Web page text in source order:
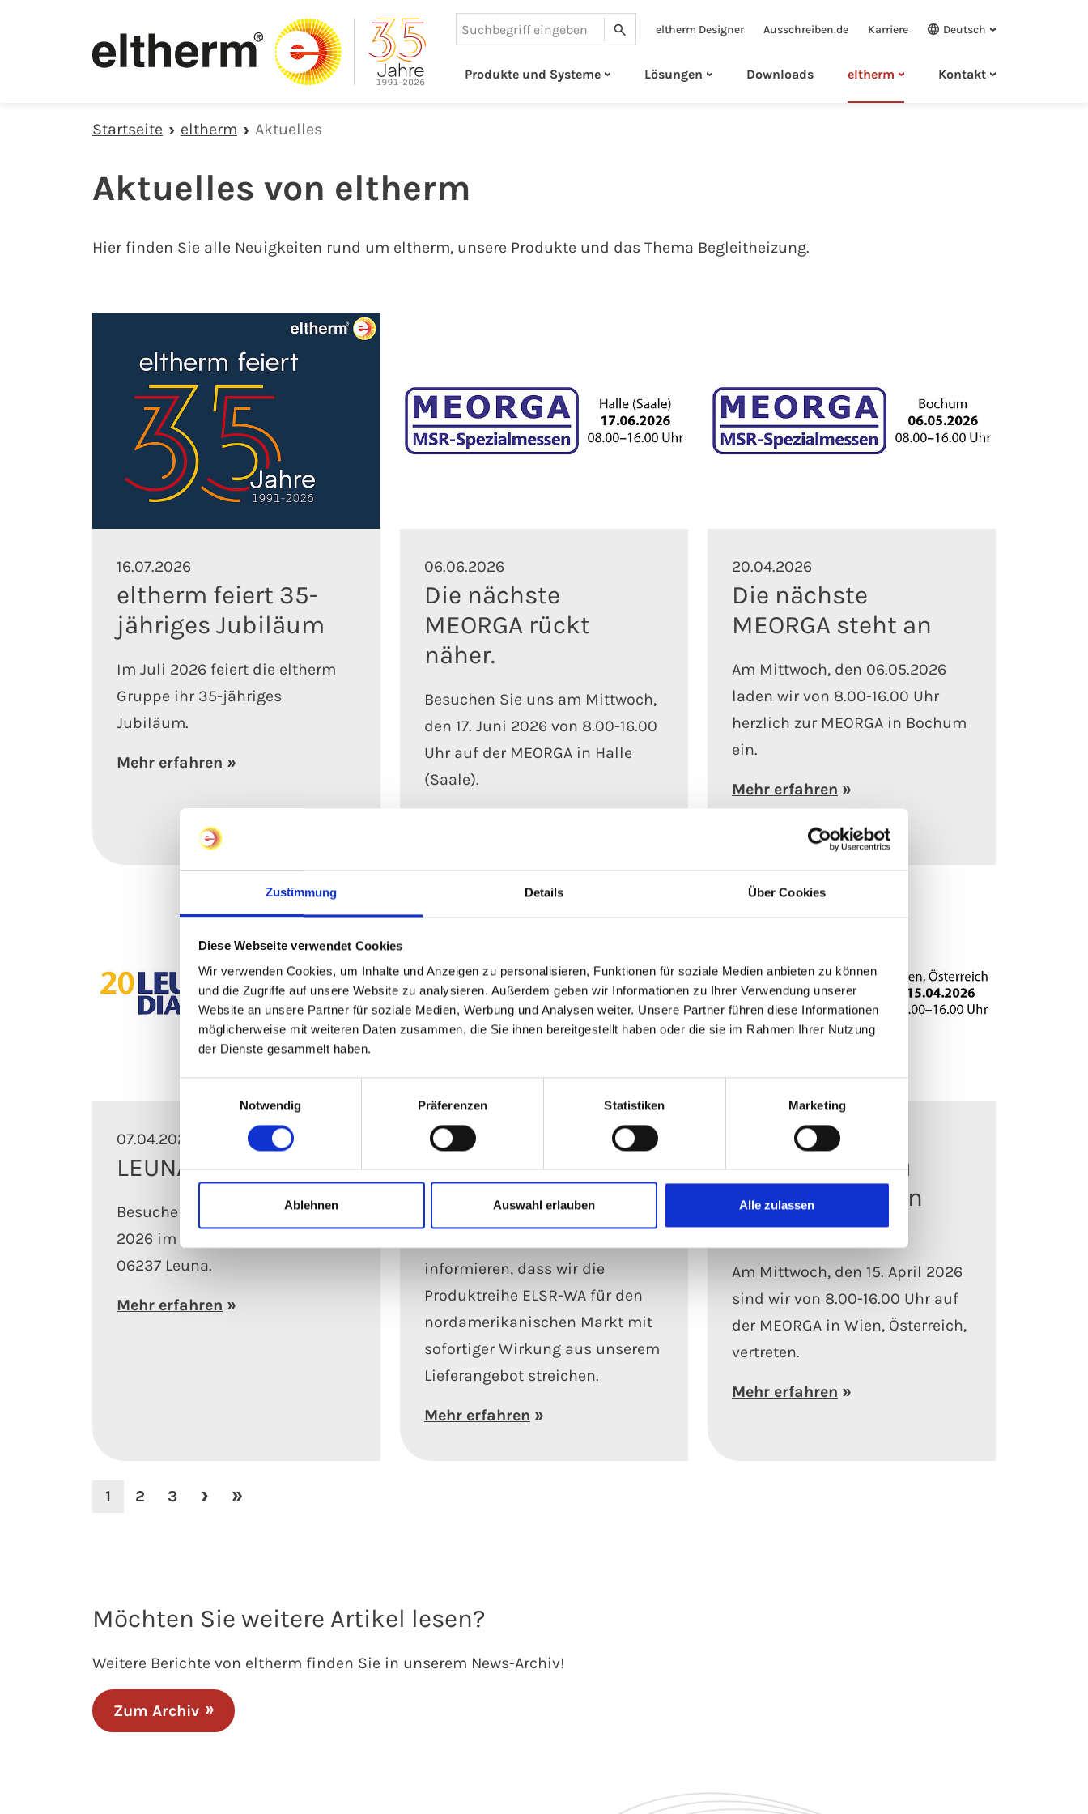
Zustimmung Details Über Cookies
Diese Webseite verwendet Cookies
Wir verwenden Cookies, um Inhalte und Anzeigen zu personalisieren, Funktionen für soziale Medien anbieten zu können
und die Zugriffe auf unsere Website zu analysieren. Außerdem geben wir Informationen zu Ihrer Verwendung unserer
Website an unsere Partner für soziale Medien, Werbung und Analysen weiter. Unsere Partner führen diese Informationen
möglicherweise mit weiteren Daten zusammen, die Sie ihnen bereitgestellt haben oder die sie im Rahmen Ihrer Nutzung
der Dienste gesammelt haben.
Notwendig
Präferenzen Statistiken Marketing
Ablehnen Auswahl erlauben Alle zulassen
Suchen
eltherm Designer Ausschreiben.de Karriere Deutsch
Produkte und Systeme Lösungen Downloads eltherm Kontakt
Startseite eltherm Aktuelles
Aktuelles von eltherm
Hier finden Sie alle Neuigkeiten rund um eltherm, unsere Produkte und das Thema Begleitheizung.
16.07.2026
eltherm feiert 35-
jähriges Jubiläum
Im Juli 2026 feiert die eltherm
Gruppe ihr 35-jähriges
Jubiläum.
Mehr erfahren
06.06.2026
Die nächste
MEORGA rückt
näher.
Besuchen Sie uns am Mittwoch,
den 17. Juni 2026 von 8.00-16.00
Uhr auf der MEORGA in Halle
(Saale).
20.04.2026
Die nächste
MEORGA steht an
Am Mittwoch, den 06.05.2026
laden wir von 8.00-16.00 Uhr
herzlich zur MEORGA in Bochum
ein.
Mehr erfahren
07.04.2026
LEUNA-Dialog 2026
Besuchen Sie uns am 23. April
2026 im cCe Kulturhaus in
06237 Leuna.
Mehr erfahren
23.03.2026
Produktabkündigun
g ELSR-WA
informieren, dass wir die
Produktreihe ELSR-WA für den
nordamerikanischen Markt mit
sofortiger Wirkung aus unserem
Lieferangebot streichen.
Mehr erfahren
23.03.2026
In Österreich zu
Gast: MEORGA in
Wien
Am Mittwoch, den 15. April 2026
sind wir von 8.00-16.00 Uhr auf
der MEORGA in Wien, Österreich,
vertreten.
Mehr erfahren
1 2 3
Möchten Sie weitere Artikel lesen?
Weitere Berichte von eltherm finden Sie in unserem News-Archiv!
Zum Archiv